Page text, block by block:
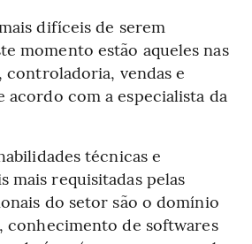
difíceis de serem
momento estão aqueles nas
controladoria, vendas e
acordo com a especialista da
técnicas e
mais requisitadas pelas
do setor são o domínio
conhecimento de softwares